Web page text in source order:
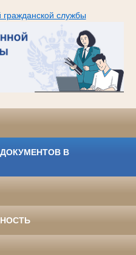
гражданской службы
В